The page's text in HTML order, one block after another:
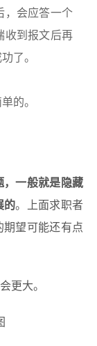
，会应答一个
收到报文后再
了。
的。
，一般就是隐藏
的。上面求职者
望可能还有点
更大。